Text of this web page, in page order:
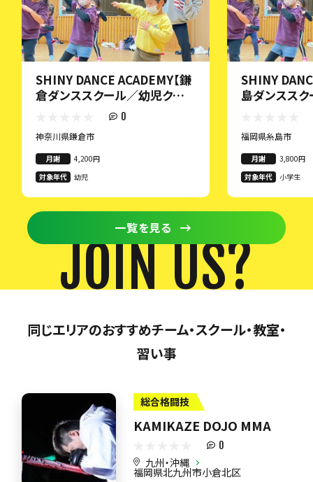
SHINY DANCE ACADEMY【鎌
倉ダンススクール／幼児クラ
0
神奈川県鎌倉市
月謝
4,200円
対象年代
幼児
SHINY
島ダンスス
福岡県糸島市
月謝
3,800円
対象年代
小学生
一覧を見る
JOIN US?
同じエリアのおすすめチーム・スクール・教室・
習い事
総合格闘技
KAMIKAZE DOJO MMA
0
九州・沖縄
福岡県北九州市小倉北区